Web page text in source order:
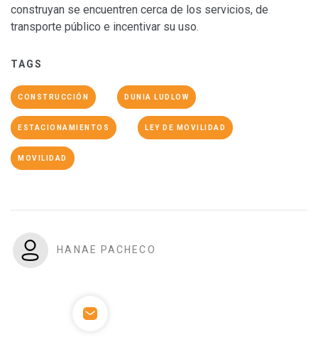
construyan se encuentren cerca de los servicios, de
transporte público e incentivar su uso.
TAGS
CONSTRUCCIÓN DUNIA LUDLOW
ESTACIONAMIENTOS LEY DE MOVILIDAD
MOVILIDAD
HANAE PACHECO